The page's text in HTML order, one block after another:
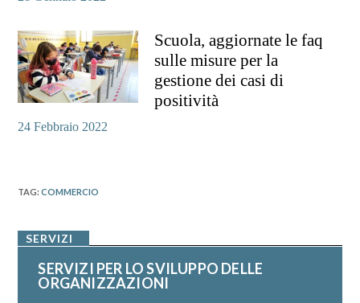
Scuola, aggiornate le faq
sulle misure per la
gestione dei casi di
positività
24 Febbraio 2022
TAG:COMMERCIO
SERVIZI
SERVIZI PER LO SVILUPPO DELLE
ORGANIZZAZIONI